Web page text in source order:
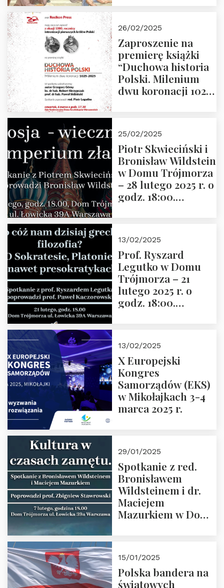
26/02/2025
Zaproszenie na
premierę książki
“Duchowa historia
Polski. Milenium
dwu koronacji 1025-
2025 r. godz. 17:30,
DAW ul. Miodowa
17/19
25/02/2025
Piotr Skwieciński i
Bronisław Wildstein
w Domu Trójmorza
– 28 lutego 2025 r. o
godz. 18:00.
13/02/2025
Prof. Ryszard
Legutko w Domu
Trójmorza – 21
lutego 2025 r. o
godz. 18:00.
Zapraszamy
13/02/2025
X Europejski
Kongres
Samorządów (EKS)
w Mikołajkach 3-4
marca 2025 r.
29/01/2025
Spotkanie z red.
Bronisławem
Wildsteinem i dr.
Maciejem
Mazurkiem w Domu
Prowadzi prof.
Zbigniew
15/01/2025
Polska bandera na
światowych